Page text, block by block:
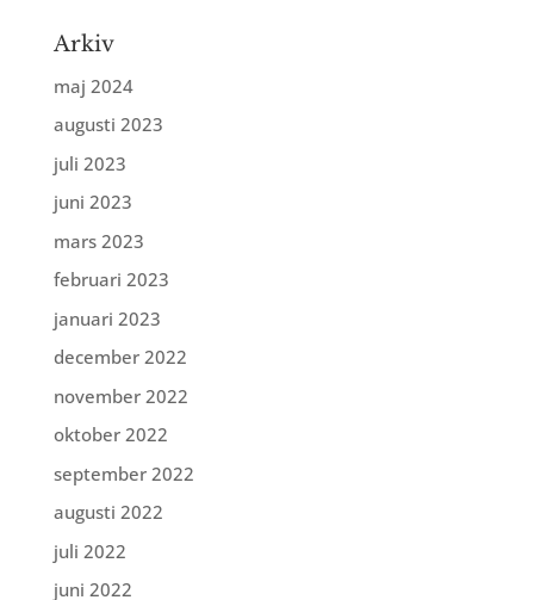
Arkiv
maj 2024
augusti 2023
juli 2023
juni 2023
mars 2023
februari 2023
januari 2023
december 2022
november 2022
oktober 2022
september 2022
augusti 2022
juli 2022
juni 2022